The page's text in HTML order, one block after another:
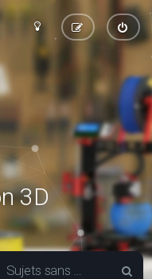
3D
Sujets sans réponse